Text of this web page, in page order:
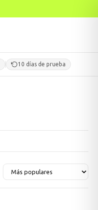
10 días de prueba